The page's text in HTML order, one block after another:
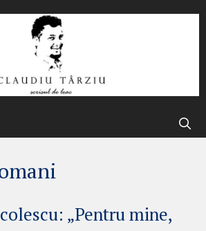
„Pentru mine,